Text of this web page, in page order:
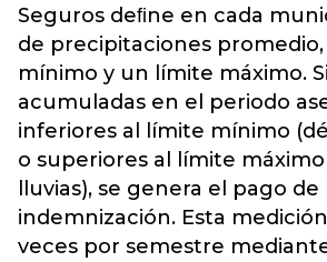
Seguros deﬁne en cada
de precipitaciones
mínimo y un límite máximo.
acumuladas en el periodo
inferiores al límite mínimo
o superiores al límite
lluvias), se genera el pago de
indemnización. Esta
veces por semestre